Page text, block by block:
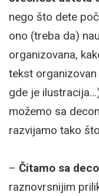
nego što dete
ono (treba da)
organizovana,
tekst
gde je
možemo sa
razvijamo tako
– Čitamo sa
raznovrsnijim